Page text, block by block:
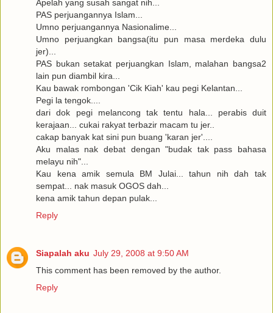
Apelah yang susah sangat nih...
PAS perjuangannya Islam...
Umno perjuangannya Nasionalime...
Umno perjuangkan bangsa(itu pun masa merdeka dulu
jer)...
PAS bukan setakat perjuangkan Islam, malahan bangsa2
lain pun diambil kira...
Kau bawak rombongan 'Cik Kiah' kau pegi Kelantan...
Pegi la tengok....
dari dok pegi melancong tak tentu hala... perabis duit
kerajaan... cukai rakyat terbazir macam tu jer..
cakap banyak kat sini pun buang 'karan jer'....
Aku malas nak debat dengan "budak tak pass bahasa
melayu nih"...
Kau kena amik semula BM Julai... tahun nih dah tak
sempat... nak masuk OGOS dah...
kena amik tahun depan pulak...
Reply
Siapalah aku July 29, 2008 at 9:50 AM
This comment has been removed by the author.
Reply